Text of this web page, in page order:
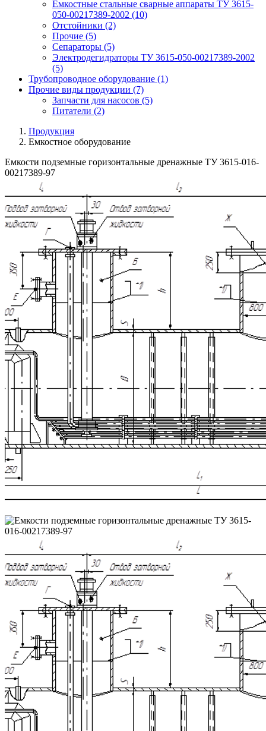
Емкостные стальные сварные аппараты ТУ 3615-
050-00217389-2002 (10)
Отстойники (2)
Прочие (5)
Сепараторы (5)
Электродегидраторы ТУ 3615-050-00217389-2002
(5)
Трубопроводное оборудование (1)
Прочие виды продукции (7)
Запчасти для насосов (5)
Питатели (2)
Продукция
Емкостное оборудование
Емкости подземные горизонтальные дренажные ТУ 3615-016-
00217389-97